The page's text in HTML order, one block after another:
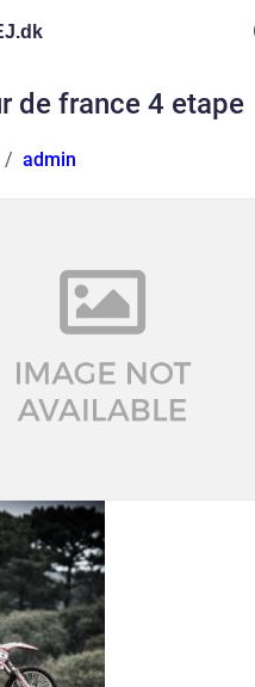
dk
de france 4 etape
admin